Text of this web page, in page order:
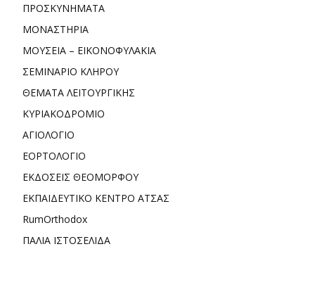
ΠΡΟΣΚΥΝΗΜΑΤΑ
ΜΟΝΑΣΤΗΡΙΑ
ΜΟΥΣΕΙΑ – ΕΙΚΟΝΟΦΥΛΑΚΙΑ
ΣΕΜΙΝΑΡΙΟ ΚΛΗΡΟΥ
ΘΕΜΑΤΑ ΛΕΙΤΟΥΡΓΙΚΗΣ
ΚΥΡΙΑΚΟΔΡΟΜΙΟ
ΑΓΙΟΛΟΓΙΟ
ΕΟΡΤΟΛΟΓΙΟ
ΕΚΔΟΣΕΙΣ ΘΕΟΜΟΡΦΟΥ
ΕΚΠΑΙΔΕΥΤΙΚΟ ΚΕΝΤΡΟ ΑΤΣΑΣ
RumOrthodox
ΠΑΛΙΑ ΙΣΤΟΣΕΛΙΔΑ